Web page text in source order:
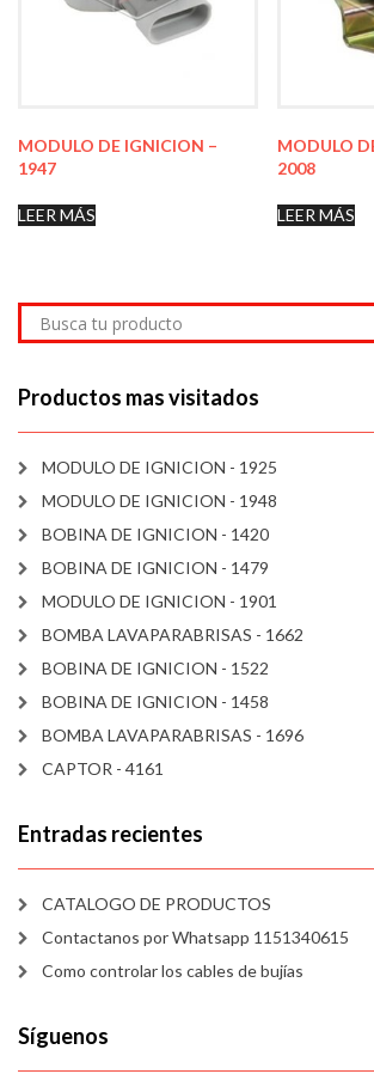
MODULO DE IGNICION –
1947
LEER MÁS
MODULO
2008
LEER MÁS
Productos mas visitados
MODULO DE IGNICION - 1925
MODULO DE IGNICION - 1948
BOBINA DE IGNICION - 1420
BOBINA DE IGNICION - 1479
MODULO DE IGNICION - 1901
BOMBA LAVAPARABRISAS - 1662
BOBINA DE IGNICION - 1522
BOBINA DE IGNICION - 1458
BOMBA LAVAPARABRISAS - 1696
CAPTOR - 4161
Entradas recientes
CATALOGO DE PRODUCTOS
Contactanos por Whatsapp 1151340615
Como controlar los cables de bujías
Síguenos